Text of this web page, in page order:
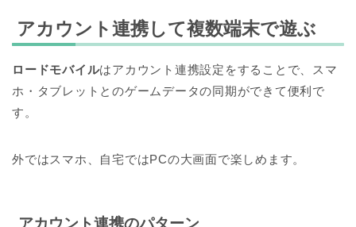
アカウント連携して複数端末で遊ぶ
ロードモバイルはアカウント連携設定をすることで、スマ
ホ・タブレットとのゲームデータの同期ができて便利で
す。
外ではスマホ、自宅ではPCの大画面で楽しめます。